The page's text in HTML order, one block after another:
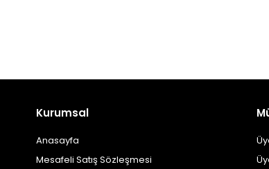
Kurumsal
Anasayfa
Mesafeli Satış Sözleşmesi